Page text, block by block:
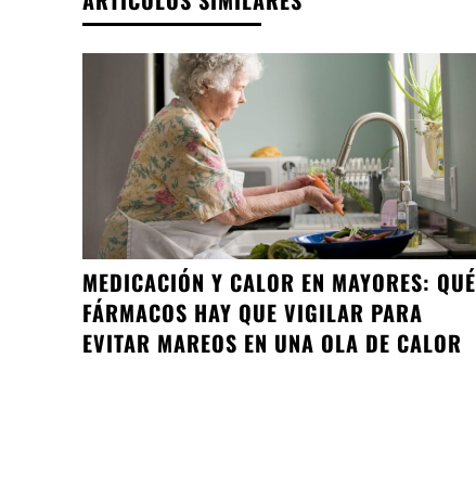
MEDICACIÓN Y CALOR EN MAYORES: QUÉ
FÁRMACOS HAY QUE VIGILAR PARA
EVITAR MAREOS EN UNA OLA DE CALOR